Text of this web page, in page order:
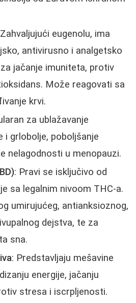
eugenolu, ima
antivirusno i analgetsko
jačanje imuniteta, protiv
Može reagovati sa
krvi.
za ublažavanje
i grlobolje, poboljšanje
nelagodnosti u menopauzi.
: Pravi se isključivo od
sa legalnim nivoom THC-a.
umirujućeg, antianksioznog,
dejstva, te za
sna.
: Predstavljaju mešavine
energije, jačanju
stresa i iscrpljenosti.